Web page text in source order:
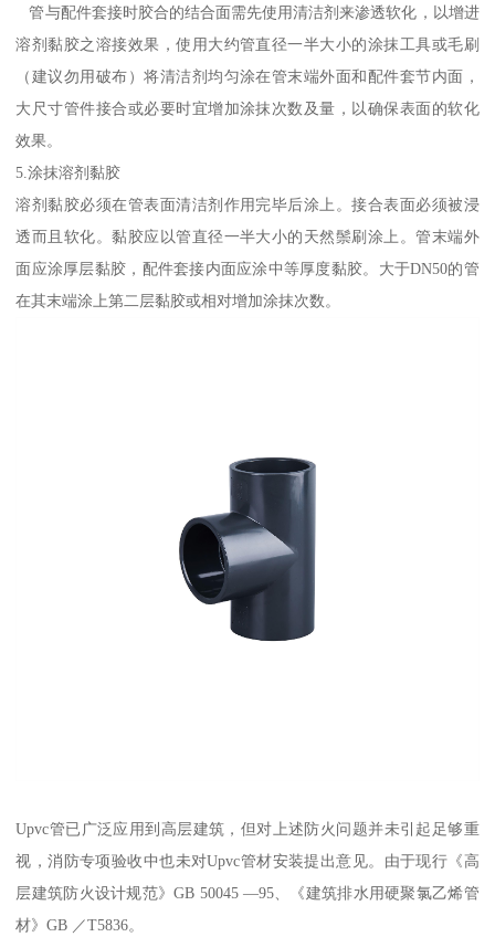
管与配件套接时胶合的结合面需先使用清洁剂来渗透软化，以增进
溶剂黏胶之溶接效果，使用大约管直径一半大小的涂抹工具或毛刷
（建议勿用破布）将清洁剂均匀涂在管末端外面和配件套节内面，
大尺寸管件接合或必要时宜增加涂抹次数及量，以确保表面的软化
效果。
5.涂抹溶剂黏胶
溶剂黏胶必须在管表面清洁剂作用完毕后涂上。接合表面必须被浸
透而且软化。黏胶应以管直径一半大小的天然鬃刷涂上。管末端外
面应涂厚层黏胶，配件套接内面应涂中等厚度黏胶。大于DN50的管
在其末端涂上第二层黏胶或相对增加涂抹次数。
Upvc管已广泛应用到高层建筑，但对上述防火问题并未引起足够重
视，消防专项验收中也未对Upvc管材安装提出意见。由于现行《高
层建筑防火设计规范》GB 50045 —95、《建筑排水用硬聚氯乙烯管
材》GB ／T5836。